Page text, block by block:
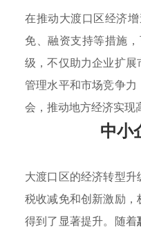
在推动大渡口区经济
免、融资支持等措施
级，不仅助力企业扩
管理水平和市场竞争
会，推动地方经济实现
中小
大渡口区的经济转型
税收减免和创新激励
得到了显著提升。随着